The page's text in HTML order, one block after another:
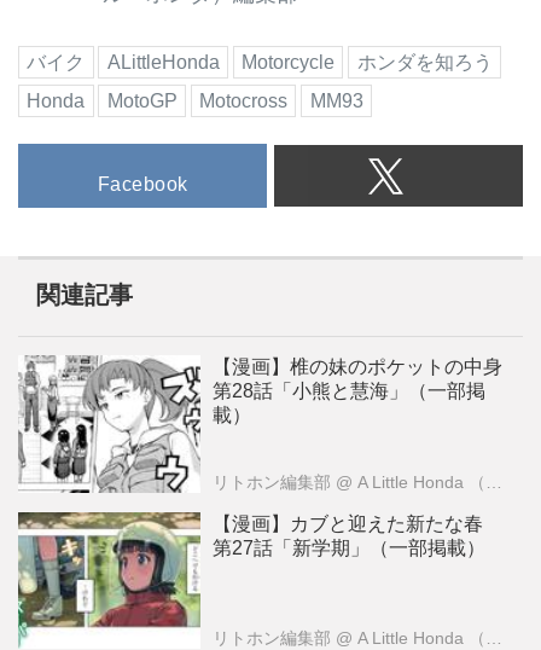
バイク ALittleHonda Motorcycle
ホンダを知ろう
Honda
MotoGP Motocross MM93
Facebook
関連記事
【漫画】椎の妹のポケットの中身
第28話「小熊と慧海」（一部掲
載）
リトホン編集部 @ A Little Honda （ア・リトル・ホンダ）編集部
【漫画】カブと迎えた新たな春
第27話「新学期」（一部掲載）
リトホン編集部 @ A Little Honda （ア・リトル・ホンダ）編集部